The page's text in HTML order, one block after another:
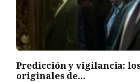
Predicción y vigilancia:
originales de…